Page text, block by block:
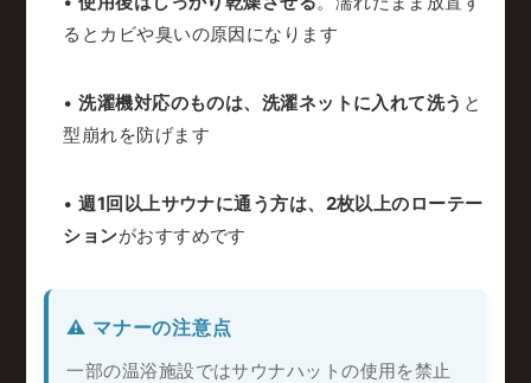
るとカビや臭いの原因になります
•洗濯機対応のものは、洗濯ネットに入れて洗う と
型崩れを防げます
•週1回以上サウナに通う方は、2枚以上のローテー
ションがおすすめです
⚠️ マナーの注意点
一部の温浴施設ではサウナハットの使用を禁止